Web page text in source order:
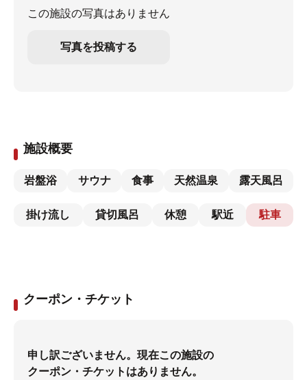
この施設の写真はありません
写真を投稿する
施設概要
岩盤浴 サウナ 食事 天然温泉 露天風呂
掛け流し 貸切風呂 休憩 駅近 駐車
クーポン・チケット
申し訳ございません。現在この施設の
クーポン・チケットはありません。